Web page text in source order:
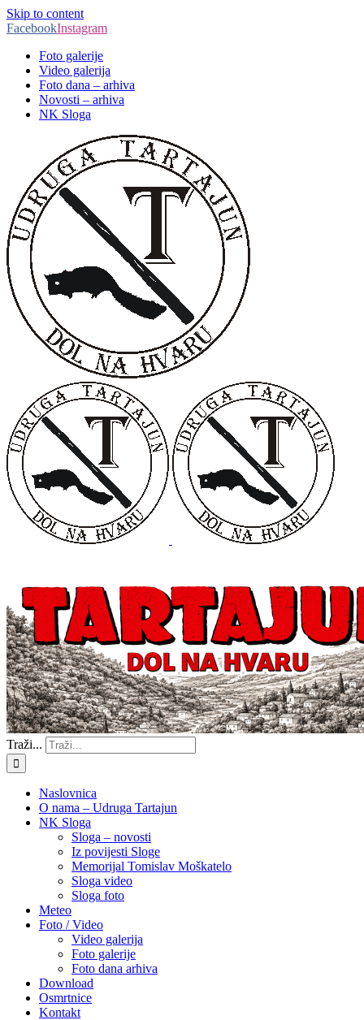
Skip to content
FacebookInstagram
Foto galerije
Video galerija
Foto dana – arhiva
Novosti – arhiva
NK Sloga
Traži...
Naslovnica
O nama – Udruga Tartajun
NK Sloga
Sloga – novosti
Iz povijesti Sloge
Memorijal Tomislav Moškatelo
Sloga video
Sloga foto
Meteo
Foto / Video
Video galerija
Foto galerije
Foto dana arhiva
Download
Osmrtnice
Kontakt